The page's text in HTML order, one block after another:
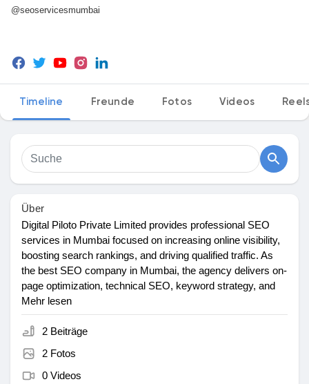
Entdecken Blogs
Meine Produkte
Entdecken Gruppen
Meine Gruppen
Entdecken Seiten
Seiten denen du folgst
@seoservicesmumbai
Timeline Freunde Fotos Videos
Über
Digital Piloto Private Limited provides professional SEO
services in Mumbai focused on increasing online visibility,
boosting search rankings, and driving qualified traffic. As
the best SEO company in Mumbai, the agency delivers on-
page optimization, technical SEO, keyword strategy, and
high-quality link-building to help businesses grow digitally
with measurable results. For expert SEO support, contact
+917003941041 / +919832697944.
Mehr lesen
2 Beiträge
2 Fotos
0 Videos